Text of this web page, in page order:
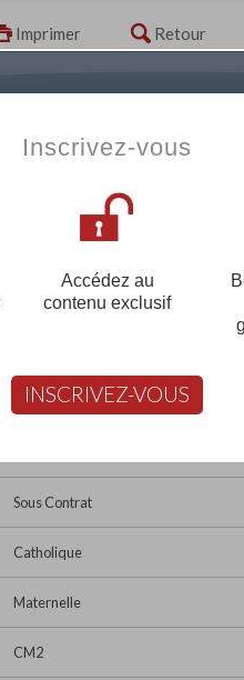
Imprimer Retour
72480 ST SYMPHORIEN
02 43 20 72 65
ec-nd-des-victoires@wanadoo.fr
Sous Contrat
Catholique
Maternelle
CM2
Inscrivez-vous
Accédez au
contenu exclusif
INSCRIVEZ-VOUS